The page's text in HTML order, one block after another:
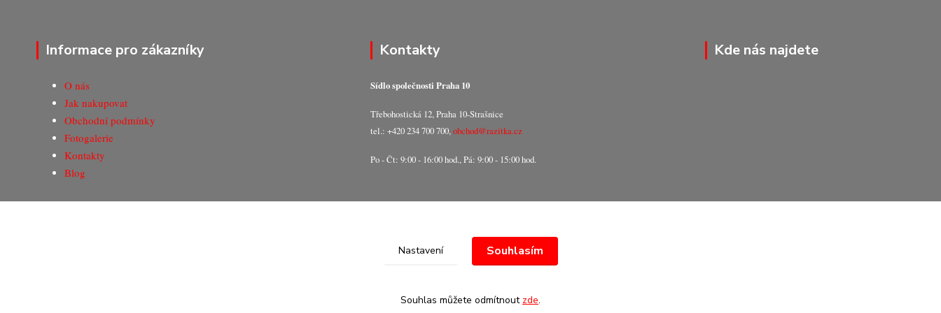
Informace pro zákazníky
O nás
Jak nakupovat
Obchodní podmínky
Fotogalerie
Kontakty
Blog
Kontakty
Sídlo společnosti Praha 10
Třebohostická 12, Praha 10-Strašnice
tel.: +420 234 700 700,obchod@razitka.cz
Po - Čt: 9:00 - 16:00 hod., Pá: 9:00 - 15:00 hod.
Kde nás najdete
Nastavení Souhlasím
Souhlas můžete odmítnout zde.